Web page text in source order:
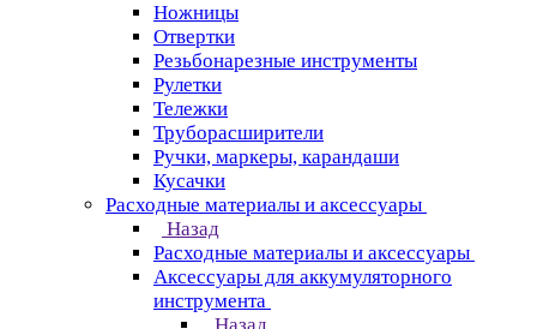
Ножницы
Отвертки
Резьбонарезные инструменты
Рулетки
Тележки
Труборасширители
Ручки, маркеры, карандаши
Кусачки
Расходные материалы и аксессуары
Назад
Расходные материалы и аксессуары
Аксессуары для аккумуляторного
инструмента